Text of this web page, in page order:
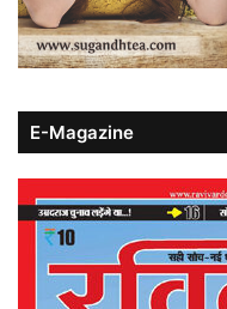
E-Magazine